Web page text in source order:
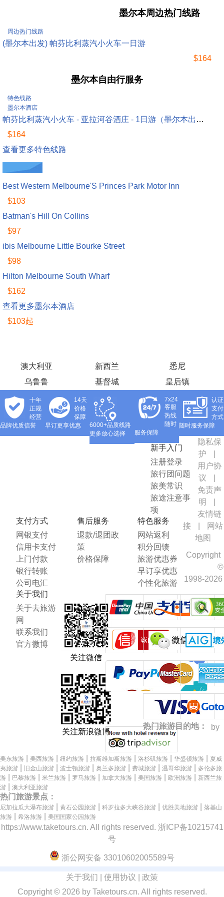
墨尔本周边热门线路
周边热门线路
(墨尔本出发) 帕芬比利蒸汽小火车一日游
$164
墨尔本自由行服务
特色线路
墨尔本酒店
帕芬比利蒸汽小火车 - 亚拉河谷酒庄 - 1日游（墨尔本出发）...
$164
查看更多特色线路
特价酒店
Best Western Melbourne'S Princes Park Motor Inn
$103
Batman's Hill On Collins
$97
ibis Melbourne Little Bourke Street
$98
Hilton Melbourne South Wharf
$162
查看更多墨尔本酒店
$103起
澳大利亚 新西兰
悉尼
乌鲁鲁
基督城 皇后镇
十年
正规
经营
品牌优质信誉
14天
价格
保障
早订更享优惠
6000+品质线路
更多放心选择
7x24
客服
热线
随时
服务保障
认证
支付
方式
随时服务保障
新手入门
注册登录
旅行团问题
旅美常识
旅途注意事
项
支付方式
网银支付
信用卡支付
上门付款
银行转账
公司电汇
售后服务
退款/退团政
策
价格保障
特色服务
网站返利
积分回馈
旅游优惠券
早订享优惠
个性化旅游
关于我们
关于去旅游
网
联系我们
官方微博
关注微信
关注新浪微博
热门旅游目的地：
美东旅游 美西旅游 纽约旅游 拉斯维加斯旅游 洛杉矶旅游 华盛顿旅游
夏威
夷旅游
旧金山旅游 波士顿旅游 奥兰多旅游 费城旅游 温哥华旅游
多伦多旅
游
巴黎旅游 米兰旅游 罗马旅游 加拿大旅游 美国旅游 欧洲旅游
新西兰旅
游
澳大利亚旅游
热门旅游景点：
尼加拉瓜大瀑布旅游 黄石公园旅游 科罗拉多大峡谷旅游 优胜美地旅游
落基山
旅游
希洛旅游 美国国家公园旅游
隐私保
护
用户协
议
免责声
明
友情链
接
网站
地图
Copyright
©
1998-2026
by
https://www.taketours.cn. All rights reserved. 浙ICP备10215741
号
浙公网安备 33010602005589号
关于我们 使用协议
政策
Copyright © 2026 by Taketours.cn. All rights reserved.